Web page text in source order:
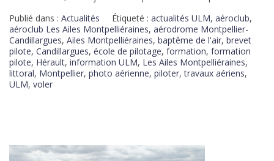
Publié dans : Actualités Étiqueté : actualités ULM, aéroclub,
aéroclub Les Ailes Montpelliéraines, aérodrome Montpellier-
Candillargues, Ailes Montpelliéraines, baptême de l'air, brevet
pilote, Candillargues, école de pilotage, formation, formation
pilote, Hérault, information ULM, Les Ailes Montpelliéraines,
littoral, Montpellier, photo aérienne, piloter,travaux aériens,
ULM, voler